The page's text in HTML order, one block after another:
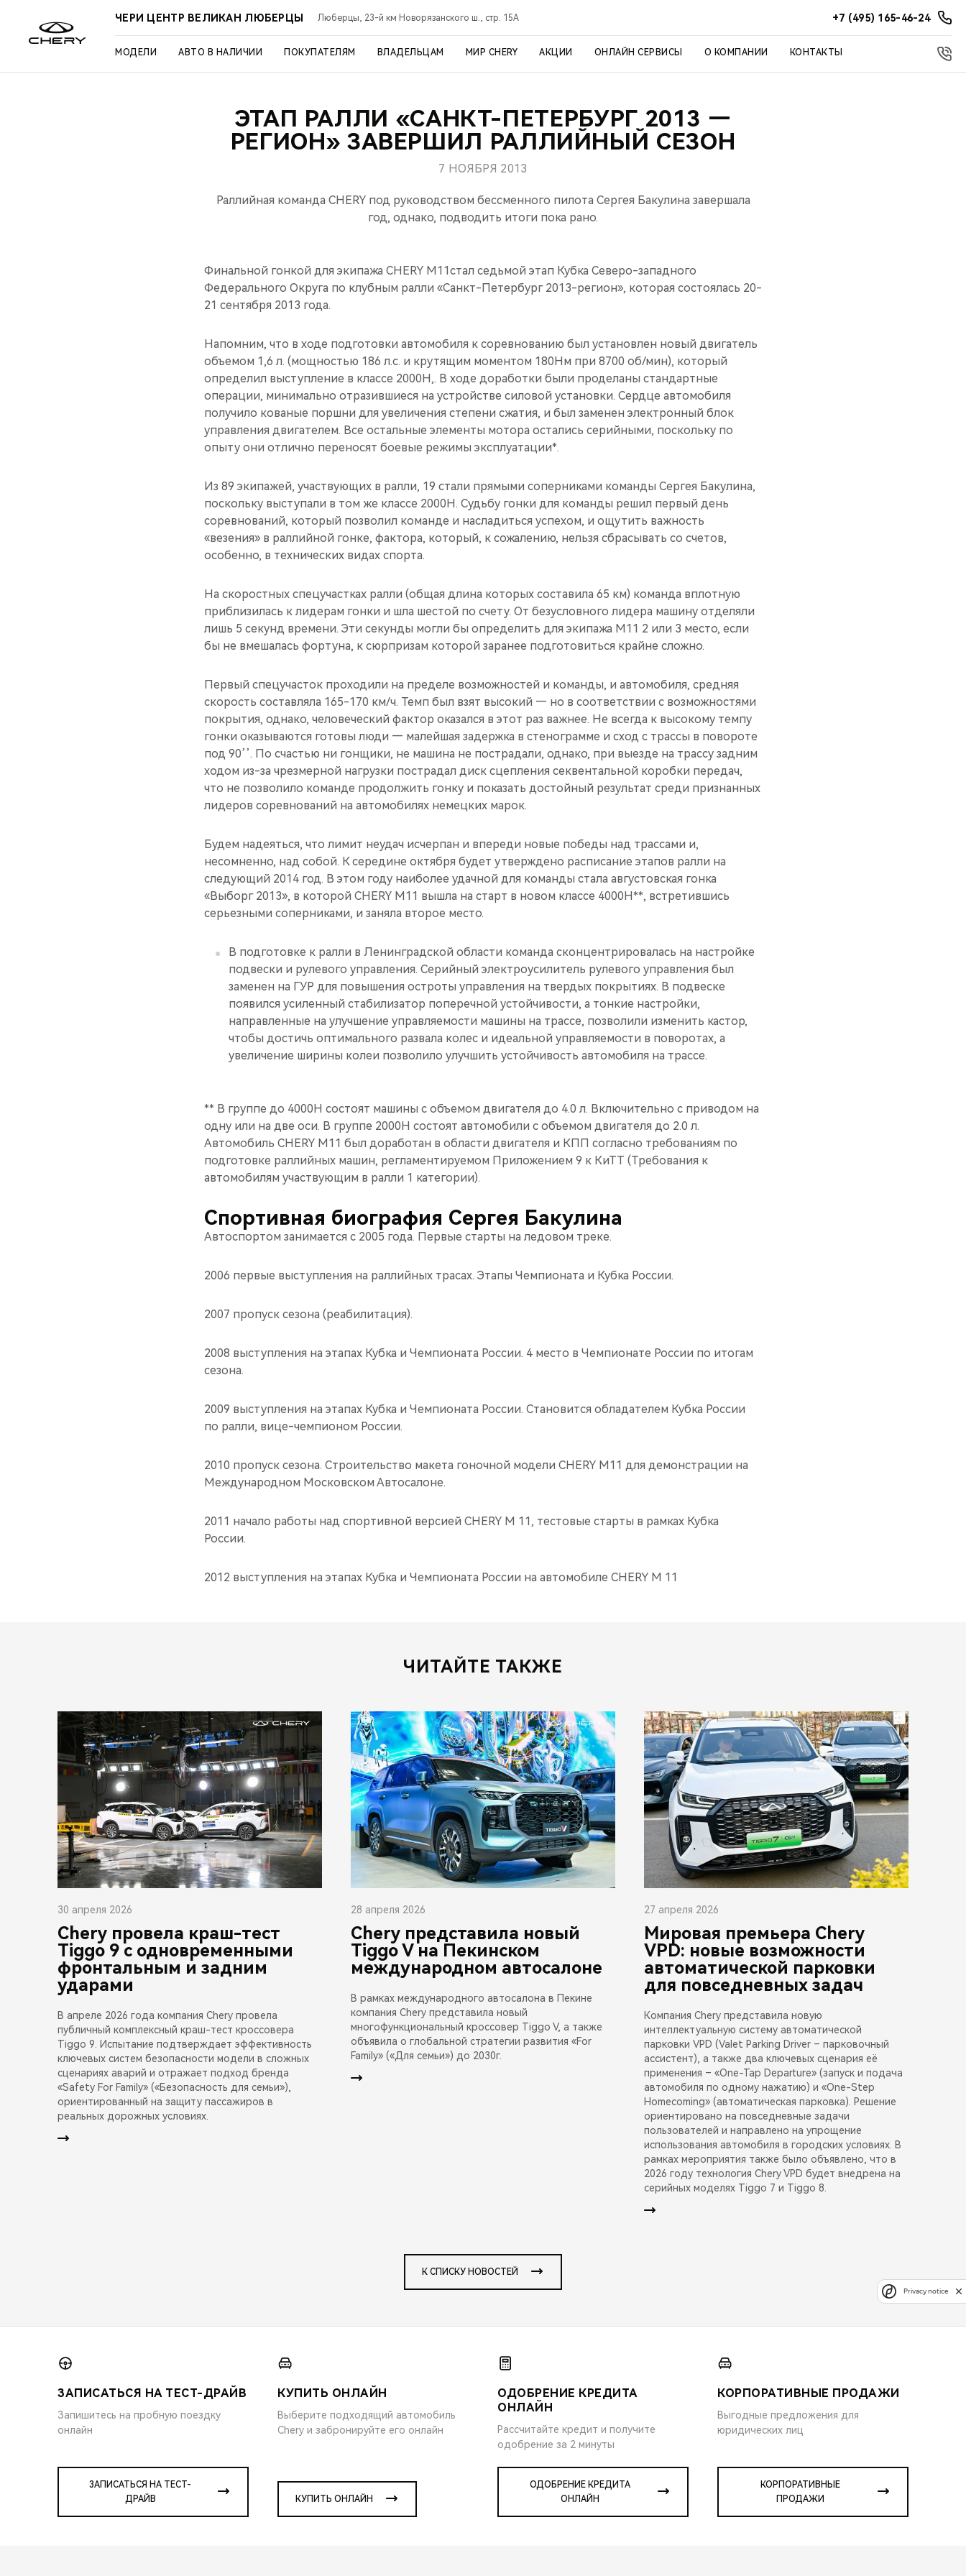
ЧЕРИ ЦЕНТР ВЕЛИКАН ЛЮБЕРЦЫ Люберцы, 23-й км Новорязанского ш., стр. 15А +7 (495) 165-46-24
МОДЕЛИ АВТО В НАЛИЧИИ ПОКУПАТЕЛЯМ ВЛАДЕЛЬЦАМ МИР CHERY АКЦИИ ОНЛАЙН СЕРВИСЫ О КОМПАНИИ КОНТАКТЫ
ЭТАП РАЛЛИ «САНКТ-ПЕТЕРБУРГ 2013 —
РЕГИОН» ЗАВЕРШИЛ РАЛЛИЙНЫЙ СЕЗОН
7 НОЯБРЯ 2013
Раллийная команда CHERY под руководством бессменного пилота Сергея Бакулина завершала
год, однако, подводить итоги пока рано.
Финальной гонкой для экипажа CHERY M11стал седьмой этап Кубка Северо-западного
Федерального Округа по клубным ралли «Санкт-Петербург 2013-регион», которая состоялась 20-
21 сентября 2013 года.
Напомним, что в ходе подготовки автомобиля к соревнованию был установлен новый двигатель
объемом 1,6 л. (мощностью 186 л.с. и крутящим моментом 180Нм при 8700 об/мин), который
определил выступление в классе 2000Н,. В ходе доработки были проделаны стандартные
операции, минимально отразившиеся на устройстве силовой установки. Сердце автомобиля
получило кованые поршни для увеличения степени сжатия, и был заменен электронный блок
управления двигателем. Все остальные элементы мотора остались серийными, поскольку по
опыту они отлично переносят боевые режимы эксплуатации*.
Из 89 экипажей, участвующих в ралли, 19 стали прямыми соперниками команды Сергея Бакулина,
поскольку выступали в том же классе 2000Н. Судьбу гонки для команды решил первый день
соревнований, который позволил команде и насладиться успехом, и ощутить важность
«везения» в раллийной гонке, фактора, который, к сожалению, нельзя сбрасывать со счетов,
особенно, в технических видах спорта.
На скоростных спецучастках ралли (общая длина которых составила 65 км) команда вплотную
приблизилась к лидерам гонки и шла шестой по счету. От безусловного лидера машину отделяли
лишь 5 секунд времени. Эти секунды могли бы определить для экипажа M11 2 или 3 место, если
бы не вмешалась фортуна, к сюрпризам которой заранее подготовиться крайне сложно.
Первый спецучасток проходили на пределе возможностей и команды, и автомобиля, средняя
скорость составляла 165-170 км/ч. Темп был взят высокий — но в соответствии с возможностями
покрытия, однако, человеческий фактор оказался в этот раз важнее. Не всегда к высокому темпу
гонки оказываются готовы люди — малейшая задержка в стенограмме и сход с трассы в повороте
под 90’’. По счастью ни гонщики, не машина не пострадали, однако, при выезде на трассу задним
ходом из-за чрезмерной нагрузки пострадал диск сцепления секвентальной коробки передач,
что не позволило команде продолжить гонку и показать достойный результат среди признанных
лидеров соревнований на автомобилях немецких марок.
Будем надеяться, что лимит неудач исчерпан и впереди новые победы над трассами и,
несомненно, над собой. К середине октября будет утверждено расписание этапов ралли на
следующий 2014 год. В этом году наиболее удачной для команды стала августовская гонка
«Выборг 2013», в которой CHERY M11 вышла на старт в новом классе 4000Н**, встретившись
серьезными соперниками, и заняла второе место.
В подготовке к ралли в Ленинградской области команда сконцентрировалась на настройке
подвески и рулевого управления. Серийный электроусилитель рулевого управления был
заменен на ГУР для повышения остроты управления на твердых покрытиях. В подвеске
появился усиленный стабилизатор поперечной устойчивости, а тонкие настройки,
направленные на улучшение управляемости машины на трассе, позволили изменить кастор,
чтобы достичь оптимального развала колес и идеальной управляемости в поворотах, а
увеличение ширины колеи позволило улучшить устойчивость автомобиля на трассе.
** В группе до 4000Н состоят машины с объемом двигателя до 4.0 л. Включительно с приводом на
одну или на две оси. В группе 2000Н состоят автомобили с объемом двигателя до 2.0 л.
Автомобиль CHERY M11 был доработан в области двигателя и КПП согласно требованиям по
подготовке раллийных машин, регламентируемом Приложением 9 к КиТТ (Требования к
автомобилям участвующим в ралли 1 категории).
Спортивная биография Сергея Бакулина
Автоспортом занимается с 2005 года. Первые старты на ледовом треке.
2006 первые выступления на раллийных трасах. Этапы Чемпионата и Кубка России.
2007 пропуск сезона (реабилитация).
2008 выступления на этапах Кубка и Чемпионата России. 4 место в Чемпионате России по итогам
сезона.
2009 выступления на этапах Кубка и Чемпионата России. Становится обладателем Кубка России
по ралли, вице-чемпионом России.
2010 пропуск сезона. Строительство макета гоночной модели CHERY M11 для демонстрации на
Международном Московском Автосалоне.
2011 начало работы над спортивной версией CHERY М 11, тестовые старты в рамках Кубка
России.
2012 выступления на этапах Кубка и Чемпионата России на автомобиле CHERY М 11
ЧИТАЙТЕ ТАКЖЕ
30 апреля 2026
Chery провела краш-тест
Tiggo 9 с одновременными
фронтальным и задним
ударами
В апреле 2026 года компания Chery провела
публичный комплексный краш-тест кроссовера
Tiggo 9. Испытание подтверждает эффективность
ключевых систем безопасности модели в сложных
сценариях аварий и отражает подход бренда
«Safety For Family» («Безопасность для семьи»),
ориентированный на защиту пассажиров в
реальных дорожных условиях.
28 апреля 2026
Chery представила новый
Tiggo V на Пекинском
международном автосалоне
В рамках международного автосалона в Пекине
компания Chery представила новый
многофункциональный кроссовер Tiggo V, а также
объявила о глобальной стратегии развития «For
Family» («Для семьи») до 2030г.
27 апреля 2026
Мировая премьера Chery
VPD: новые возможности
автоматической парковки
для повседневных задач
Компания Chery представила новую
интеллектуальную систему автоматической
парковки VPD (Valet Parking Driver – парковочный
ассистент), а также два ключевых сценария её
применения – «One-Tap Departure» (запуск и подача
автомобиля по одному нажатию) и «One-Step
Homecoming» (автоматическая парковка). Решение
ориентировано на повседневные задачи
пользователей и направлено на упрощение
использования автомобиля в городских условиях. В
рамках мероприятия также было объявлено, что в
2026 году технология Chery VPD будет внедрена на
серийных моделях Tiggo 7 и Tiggo 8.
К СПИСКУ НОВОСТЕЙ
ЗАПИСАТЬСЯ НА ТЕСТ-ДРАЙВ
Запишитесь на пробную поездку
онлайн
ЗАПИСАТЬСЯ НА ТЕСТ-
ДРАЙВ
КУПИТЬ ОНЛАЙН
Выберите подходящий автомобиль
Chery и забронируйте его онлайн
КУПИТЬ ОНЛАЙН
ОДОБРЕНИЕ КРЕДИТА
ОНЛАЙН
Рассчитайте кредит и получите
одобрение за 2 минуты
ОДОБРЕНИЕ КРЕДИТА
ОНЛАЙН
КОРПОРАТИВНЫЕ ПРОДАЖИ
Выгодные предложения для
юридических лиц
КОРПОРАТИВНЫЕ
ПРОДАЖИ
Privacy notice